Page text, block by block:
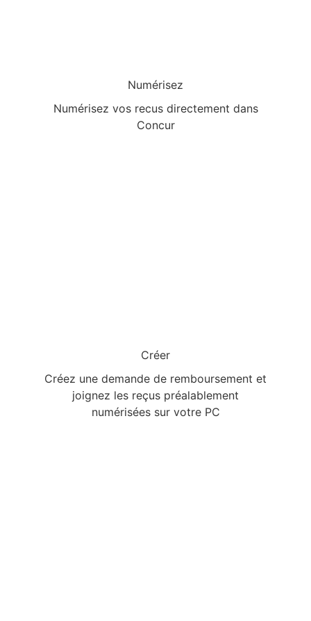
Numérisez
Numérisez vos recus directement dans
Concur
Créer
Créez une demande de remboursement et
joignez les reçus préalablement
numérisées sur votre PC